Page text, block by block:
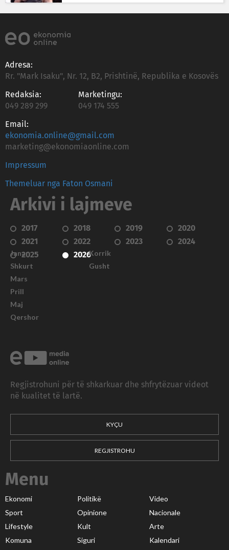
Adresa:
Rr. "Mark Isaku", Nr. 12, B2, Prishtinë, Republika e Kosovës
Redaksia:
049 289 299
Marketingu:
049 174 555
Email:
ekonomia.online@gmail.com
marketing@ekonomiaonline.com
Impressum
Themeluar nga Faton Osmani
Arkivi i lajmeve
2017 2018 2019
2020
2021
2022 2023
2024
2025
2026
Janar
Shkurt
Mars
Prill
Maj
Qershor
Korrik
Gusht
Regjistrohuni për të shkarkuar dhe shfrytëzuar videot
në kualitet të lartë.
KYÇU
REGJISTROHU
Menu
Ekonomi Politikë
Video
Sport
Opinione
Nacionale
Lifestyle
Kult
Arte
Komuna
Siguri
Kalendari